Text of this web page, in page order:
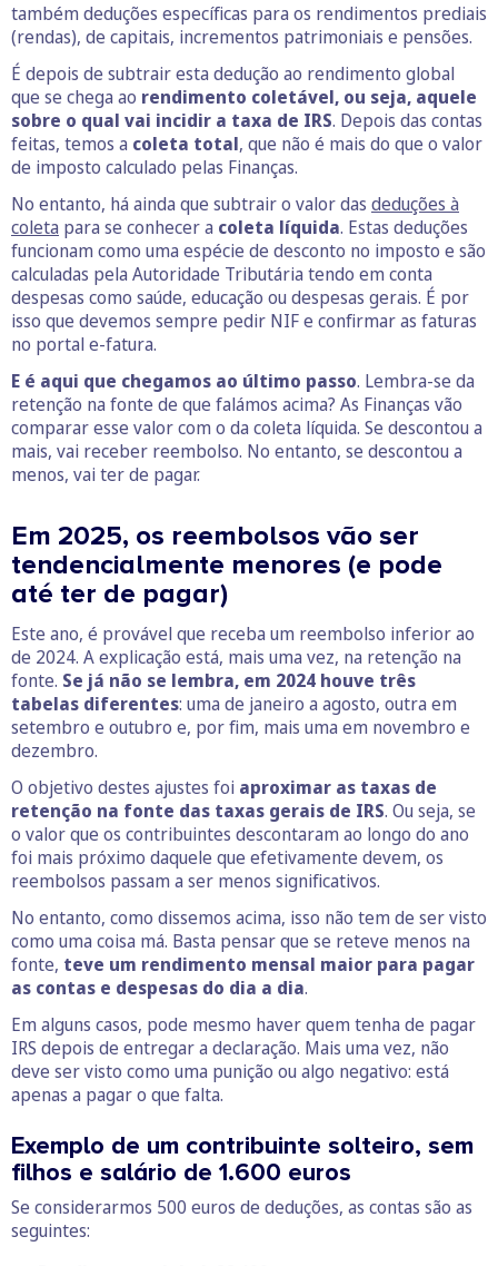
também deduções específicas para os rendimentos prediais
(rendas), de capitais, incrementos patrimoniais e pensões.
É depois de subtrair esta dedução ao rendimento global
que se chega ao rendimento coletável, ou seja, aquele
sobre o qual vai incidir a taxa de IRS. Depois das contas
feitas, temos a coleta total, que não é mais do que o valor
de imposto calculado pelas Finanças.
No entanto, há ainda que subtrair o valor das deduções à
coleta para se conhecer a coleta líquida. Estas deduções
funcionam como uma espécie de desconto no imposto e são
calculadas pela Autoridade Tributária tendo em conta
despesas como saúde, educação ou despesas gerais. É por
isso que devemos sempre pedir NIF e confirmar as faturas
no portal e-fatura.
E é aqui que chegamos ao último passo. Lembra-se da
retenção na fonte de que falámos acima? As Finanças vão
comparar esse valor com o da coleta líquida. Se descontou a
mais, vai receber reembolso. No entanto, se descontou a
menos, vai ter de pagar.
Em 2025, os reembolsos vão ser
tendencialmente menores (e pode
até ter de pagar)
Este ano, é provável que receba um reembolso inferior ao
de 2024. A explicação está, mais uma vez, na retenção na
fonte. Se já não se lembra, em 2024 houve três
tabelas diferentes: uma de janeiro a agosto, outra em
setembro e outubro e, por fim, mais uma em novembro e
dezembro.
O objetivo destes ajustes foi aproximar as taxas de
retenção na fonte das taxas gerais de IRS. Ou seja, se
o valor que os contribuintes descontaram ao longo do ano
foi mais próximo daquele que efetivamente devem, os
reembolsos passam a ser menos significativos.
No entanto, como dissemos acima, isso não tem de ser visto
como uma coisa má. Basta pensar que se reteve menos na
fonte, teve um rendimento mensal maior para pagar
as contas e despesas do dia a dia.
Em alguns casos, pode mesmo haver quem tenha de pagar
IRS depois de entregar a declaração. Mais uma vez, não
deve ser visto como uma punição ou algo negativo: está
apenas a pagar o que falta.
Exemplo de um contribuinte solteiro, sem
filhos e salário de 1.600 euros
Se considerarmos 500 euros de deduções, as contas são as
seguintes: